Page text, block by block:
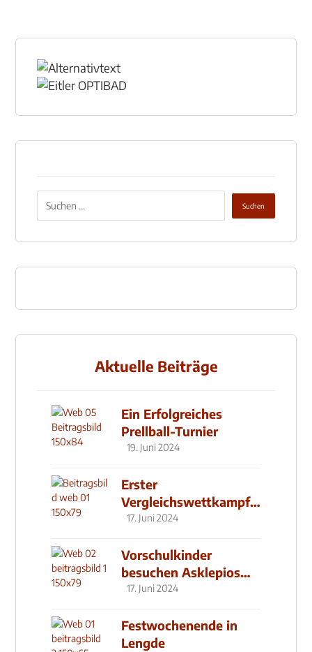
Aktuelle Beiträge
Ein Erfolgreiches
Prellball-Turnier
19. Juni 2024
Erster
Vergleichswettkampf
seit 2019
17. Juni 2024
Vorschulkinder
besuchen Asklepios
Klinik
17. Juni 2024
Festwochenende in
Lengde